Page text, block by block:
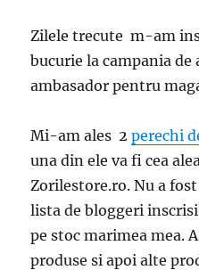
Zilele trecute m-am
bucurie la campania
ambasador pentru
Mi-am ales 2perechi
una din ele va fi cea
Zorilestore.ro. Nu a
lista de bloggeri
pe stoc marimea mea.
produse si apoi alte